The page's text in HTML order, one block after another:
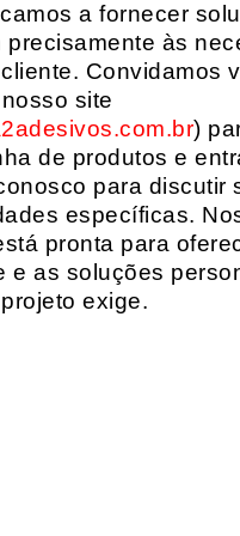
a fornecer
precisamente às
Convidamos
site
)
de produtos e
para discutir
específicas.
pronta para
e as soluções
exige.